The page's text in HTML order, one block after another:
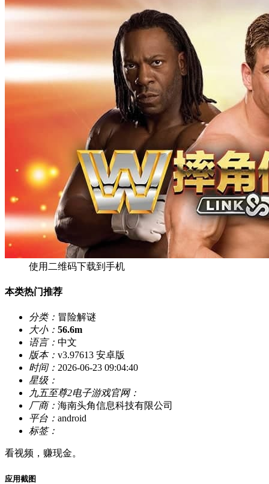
使用二维码下载到手机
本类热门推荐
分类： 冒险解谜
大小： 56.6m
语言： 中文
版本： v3.97613 安卓版
时间： 2026-06-23 09:04:40
星级：
九五至尊2电子游戏官网：
厂商： 海南头角信息科技有限公司
平台： android
标签：
看视频，赚现金。
应用截图